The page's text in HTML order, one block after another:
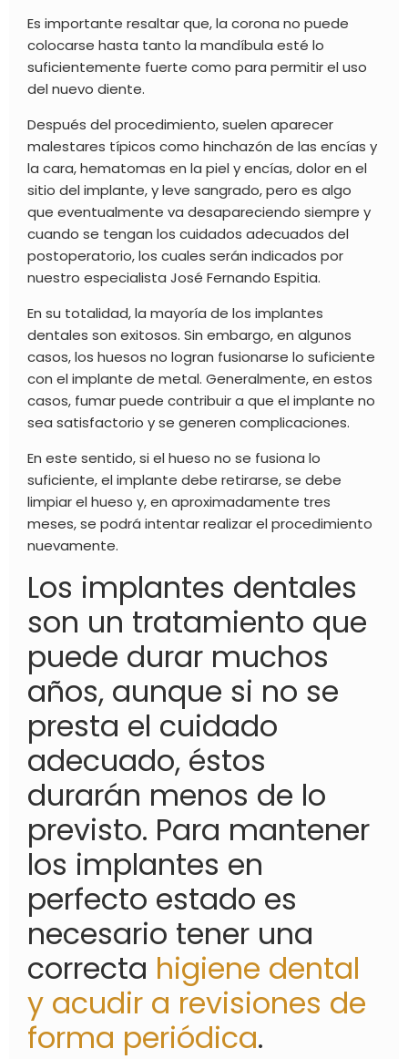
Es importante resaltar que, la corona no puede
colocarse hasta tanto la mandíbula esté lo
suficientemente fuerte como para permitir el uso
del nuevo diente.
Después del procedimiento, suelen aparecer
malestares típicos como hinchazón de las encías y
la cara, hematomas en la piel y encías, dolor en el
sitio del implante, y leve sangrado, pero es algo
que eventualmente va desapareciendo siempre y
cuando se tengan los cuidados adecuados del
postoperatorio, los cuales serán indicados por
nuestro especialista José Fernando Espitia.
En su totalidad, la mayoría de los implantes
dentales son exitosos. Sin embargo, en algunos
casos, los huesos no logran fusionarse lo suficiente
con el implante de metal. Generalmente, en estos
casos, fumar puede contribuir a que el implante no
sea satisfactorio y se generen complicaciones.
En este sentido, si el hueso no se fusiona lo
suficiente, el implante debe retirarse, se debe
limpiar el hueso y, en aproximadamente tres
meses, se podrá intentar realizar el procedimiento
nuevamente.
Los implantes dentales
son un tratamiento que
puede durar muchos
años, aunque si no se
presta el cuidado
adecuado, éstos
durarán menos de lo
previsto. Para mantener
los implantes en
perfecto estado es
necesario tener una
correcta higiene dental
y acudir a revisiones de
forma periódica.